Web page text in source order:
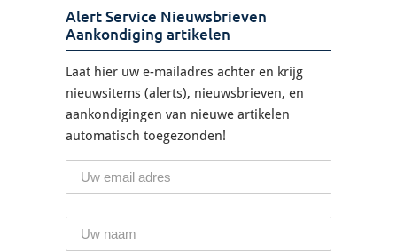
Alert Service Nieuwsbrieven
Aankondiging artikelen
Laat hier uw e-mailadres achter en krijg
nieuwsitems (alerts), nieuwsbrieven, en
aankondigingen van nieuwe artikelen
automatisch toegezonden!